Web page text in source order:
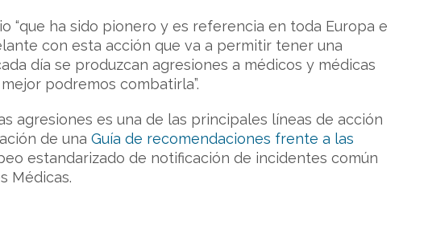
“que ha sido pionero y es referencia en toda Europa e
con esta acción que va a permitir tener una
día se produzcan agresiones a médicos y médicas
podremos combatirla”.
agresiones es una de las principales líneas de acción
de una Guía de recomendaciones frente a las
estandarizado de notificación de incidentes común
Médicas.